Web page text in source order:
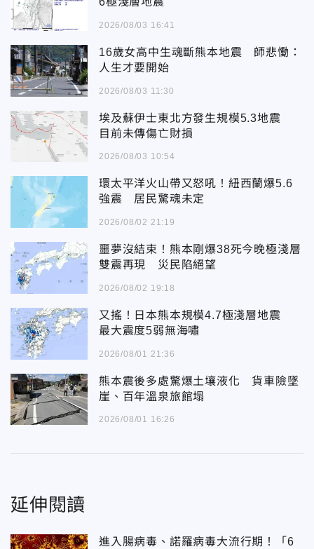
2026/08/03 16:41
16歲女高中生魂斷熊本地震 師悲慟：
人生才要開始
2026/08/03 11:30
埃及蘇伊士東北方發生規模5.3地震
目前未傳傷亡財損
2026/08/03 10:54
環太平洋火山帶又怒吼！紐西蘭爆5.6
強震 居民驚魂未定
2026/08/02 21:19
噩夢沒結束！熊本剛爆38死今晚極淺層
雙震再現 災民陷絕望
2026/08/02 19:18
又搖！日本熊本規模4.7極淺層地震
最大震度5弱無海嘯
2026/08/01 21:36
熊本震後多處驚爆土壤液化 貨車險墜
崖、百年溫泉旅館塌
2026/08/01 16:26
延伸閱讀
進入腸病毒、諾羅病毒大流行期！「6